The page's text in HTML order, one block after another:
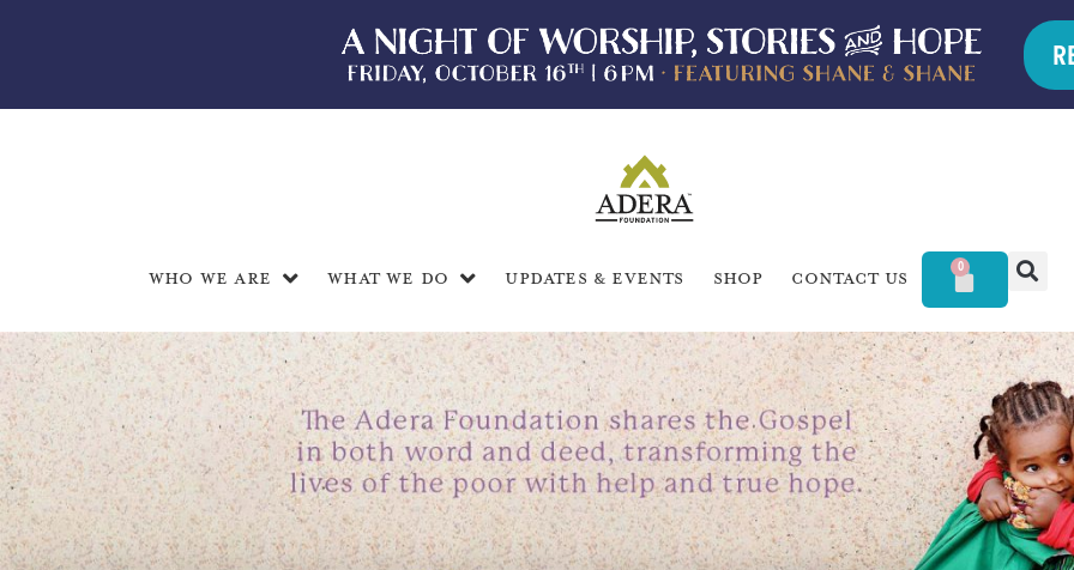
Who We Are What We Do Updates & Events Shop Contact Us
0